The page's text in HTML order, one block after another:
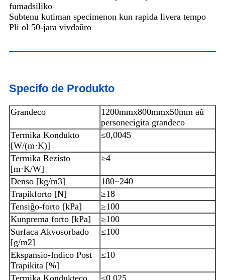
fumadsiliko
Subtenu kutiman specimenon kun rapida livera tempo
Pli ol 50-jara vivdaŭro
Specifo de Produkto
Grandeco
1200mmx800mmx50mm aŭ
personecigita grandeco
Termika Kondukto
[W/(m·K)]
≤0,0045
Termika Rezisto
[m·K/W]
≥4
Denso [kg/m3]
180~240
Trapikforto [N]
≥18
Tensiĝo-forto [kPa]
≥100
Kunprema forto [kPa]
≥100
Surfaca Akvosorbado
[g/m2]
≤100
Ekspansio-Indico Post
Trapikita [%]
≤10